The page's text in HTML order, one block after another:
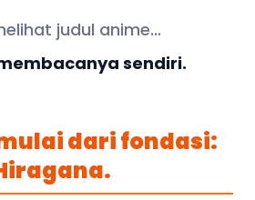
judul anime...
sendiri.
dari fondasi: